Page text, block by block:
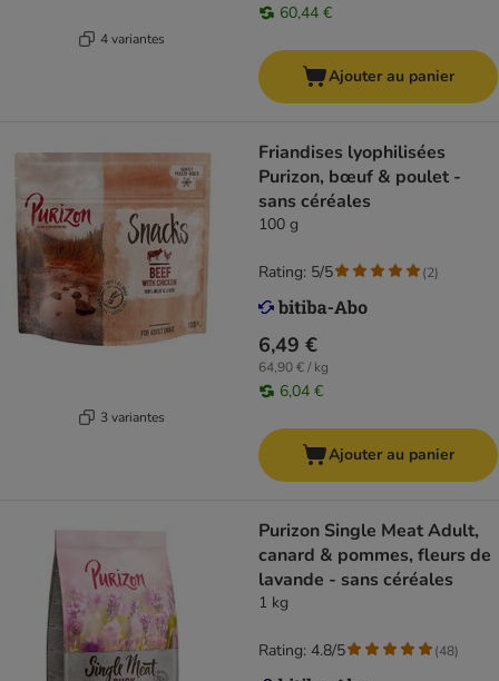
4 variantes
60,44 €
Ajouter au panier
3 variantes
Friandises lyophilisées
Purizon, bœuf & poulet -
sans céréales
100 g
6,49 €
64,90 € / kg
6,04 €
Rating: 5/5 (2)
Ajouter au panier
Purizon Single Meat Adult,
canard & pommes, fleurs de
lavande - sans céréales
1 kg
Rating: 4.8/5 (48)